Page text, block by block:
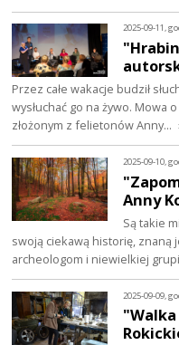
2025-09-11,
Przez całe wakacje budził
wysłuchać go na żywo.
złożonym z felietonów Anny…
2025-09-10,
Anny
Są takie
swoją ciekawą historię, znaną
archeologom i niewielkiej
2025-09-09,